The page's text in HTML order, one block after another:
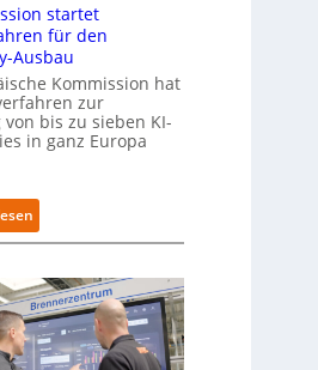
d
i
e
I
m
p
m
e
n
i
e
r
u
startet
für den
Ausbau
Kommission hat
zur
bis zu sieben KI-
in ganz Europa
:
E
K
o
m
m